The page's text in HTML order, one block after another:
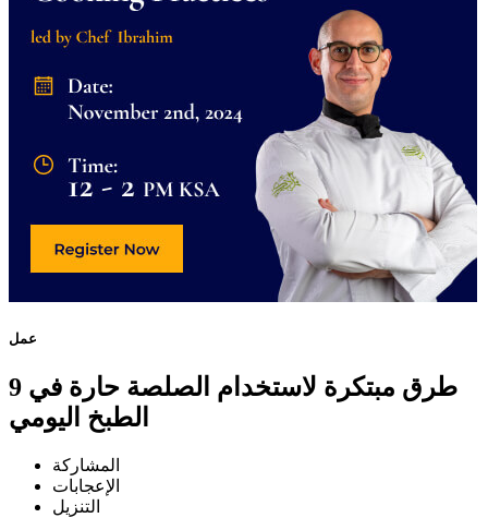
عمل
9 طرق مبتكرة لاستخدام الصلصة حارة في
الطبخ اليومي
المشاركة
الإعجابات
التنزيل